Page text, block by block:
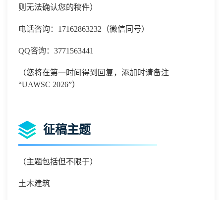
则无法确认您的稿件）
电话咨询： 17162863232 （微信同号）
QQ咨询： 3771563441
（您将在第一时间得到回复，添加时请备注
“UAWSC 2026”）
征稿主题
（主题包括但不限于）
土木建筑